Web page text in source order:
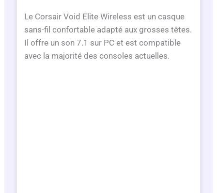
Le Corsair Void Elite Wireless est un casque
sans-fil confortable adapté aux grosses têtes.
Il offre un son 7.1 sur PC et est compatible
avec la majorité des consoles actuelles.